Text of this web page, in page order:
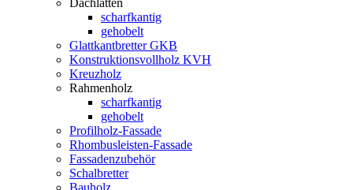
scharfkantig
gehobelt
Glattkantbretter GKB
Konstruktionsvollholz KVH
Kreuzholz
Rahmenholz
scharfkantig
gehobelt
Profilholz-Fassade
Rhombusleisten-Fassade
Fassadenzubehör
Schalbretter
Bauholz